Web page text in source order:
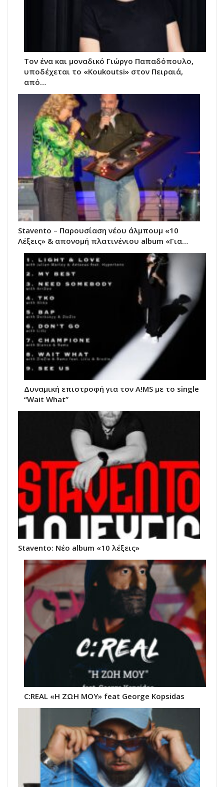
Τον ένα και μοναδικό Γιώργο Παπαδόπουλο,
υποδέχεται το «Koukoutsi» στον Πειραιά,
από…
Stavento – Παρουσίαση νέου άλμπουμ «10
Λέξεις» & απονομή πλατινένιου album «Για…
Δυναμική επιστροφή για τον A!MS με το single
“Wait What”
Stavento: Νέο album «10 λέξεις»
C:REAL «Η ΖΩΗ ΜΟΥ» feat George Kopsidas